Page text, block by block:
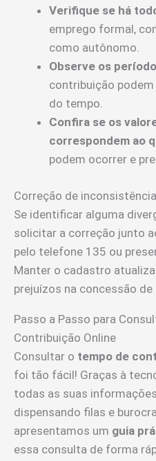
Verifique se há
emprego formal,
como autônomo.
Observe os
contribuição
do tempo.
Confira se os
correspondem ao
podem ocorrer e
Correção de
Se identificar alguma
solicitar a correção junto
pelo telefone 135 ou
Manter o cadastro
prejuízos na concessão de
Passo a Passo para
Contribuição Online
Consultar o tempo de
foi tão fácil! Graças à
todas as suas
dispensando filas e
apresentamos um guia
essa consulta de forma